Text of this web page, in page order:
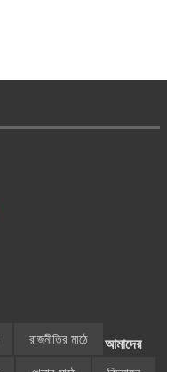
রাজনীতির মাঠে আমাদের